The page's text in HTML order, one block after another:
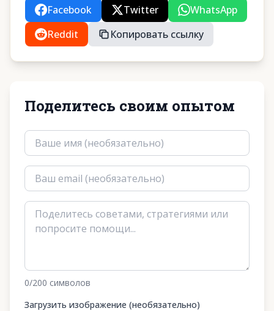
Facebook Twitter
WhatsApp
Reddit
Копировать ссылку
Поделитесь своим опытом
0/200 символов
Загрузить изображение (необязательно)